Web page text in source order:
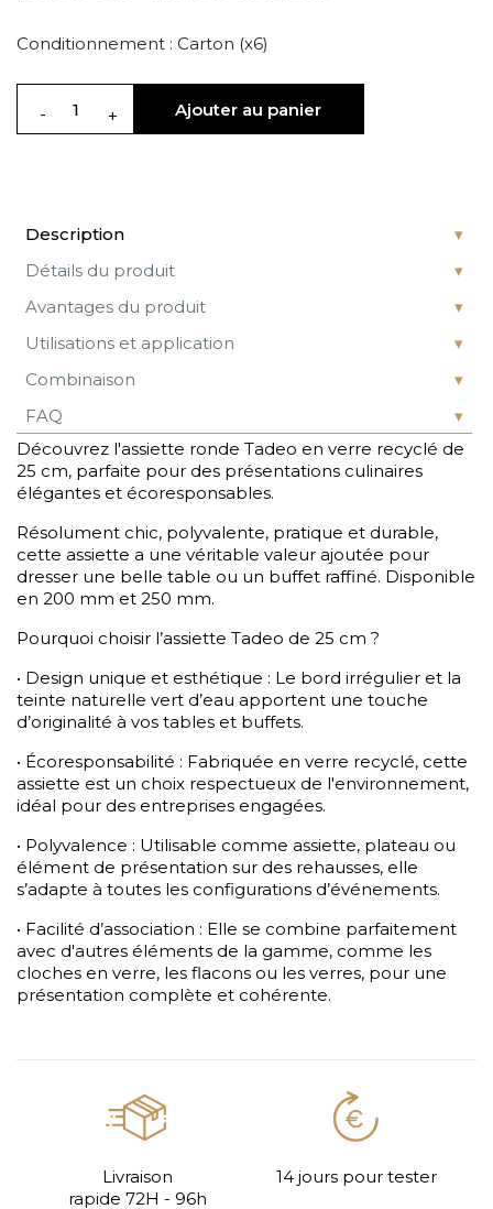
Conditionnement : Carton (x6)
Ajouter au panier
Description
Détails du produit
Avantages du produit
Utilisations et application
Combinaison
FAQ
Découvrez l'assiette ronde Tadeo en verre recyclé de
25 cm, parfaite pour des présentations culinaires
élégantes et écoresponsables.
Résolument chic, polyvalente, pratique et durable,
cette assiette a une véritable valeur ajoutée pour
dresser une belle table ou un buffet raffiné. Disponible
en 200 mm et 250 mm.
Pourquoi choisir l’assiette Tadeo de 25 cm ?
• Design unique et esthétique : Le bord irrégulier et la
teinte naturelle vert d’eau apportent une touche
d’originalité à vos tables et buffets.
• Écoresponsabilité : Fabriquée en verre recyclé, cette
assiette est un choix respectueux de l'environnement,
idéal pour des entreprises engagées.
• Polyvalence : Utilisable comme assiette, plateau ou
élément de présentation sur des rehausses, elle
s’adapte à toutes les configurations d’événements.
• Facilité d’association : Elle se combine parfaitement
avec d'autres éléments de la gamme, comme les
cloches en verre, les flacons ou les verres, pour une
présentation complète et cohérente.
Livraison
rapide 72H - 96h
14 jours pour tester